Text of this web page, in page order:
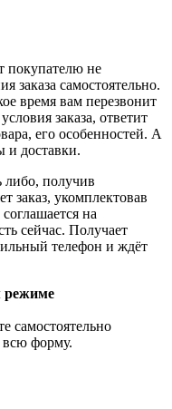
покупателю не
заказа самостоятельно.
время вам перезвонит
заказа, ответит
его особенностей. А
и доставки.
либо, получив
заказ, укомплектовав
на
сейчас. Получает
телефон и ждёт
режиме
самостоятельно
всю форму.